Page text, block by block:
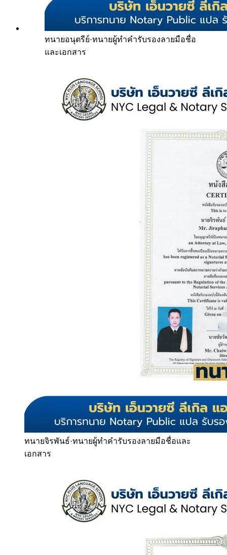
ทนายอนุตรีย์·ทนายผู้ทำคำรับรองลายมือชื่อ
และเอกสาร
ทนายจิรพันธ์·ทนายผู้ทำคำรับรองลายมือชื่อและ
เอกสาร